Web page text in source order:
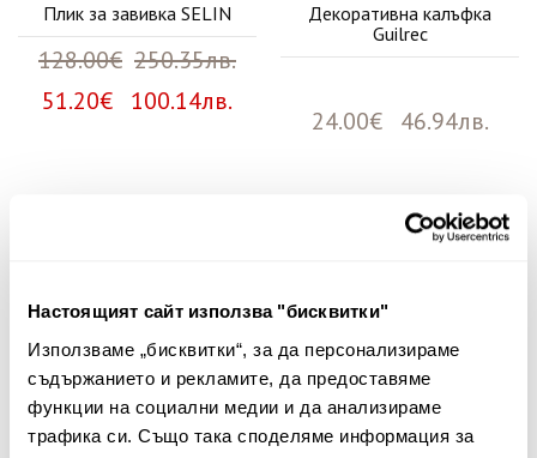
Настоящият сайт използва "бисквитки"
Използваме „бисквитки“, за да персонализираме
съдържанието и рекламите, да предоставяме
функции на социални медии и да анализираме
трафика си. Също така споделяме информация за
Плик за завивка SELIN
128.00€ 250.35лв.
51.20€ 100.14лв.
Декоративна калъфка
Guilrec
24.00€ 46.94лв.
Вашият коментар: